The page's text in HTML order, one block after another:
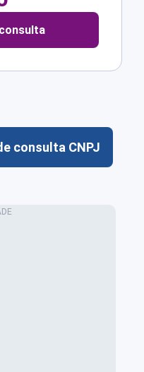
consulta CNPJ